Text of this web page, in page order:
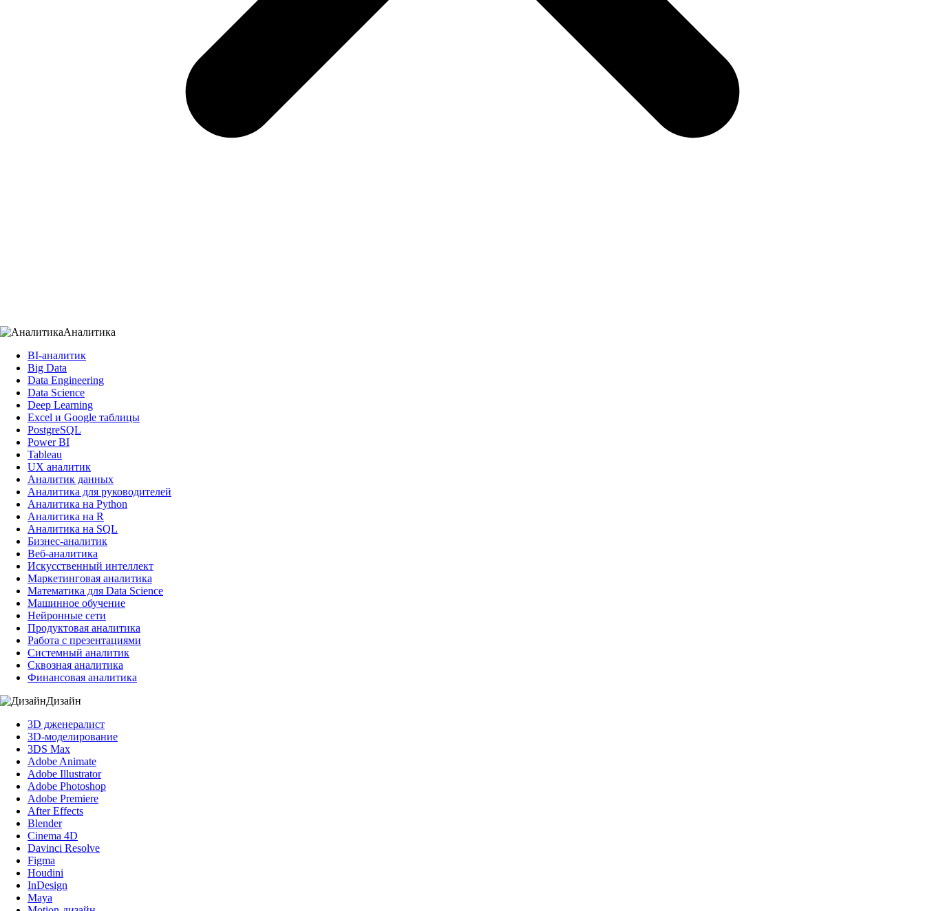
Аналитика
BI-аналитик
Big Data
Data Engineering
Data Science
Deep Learning
Excel и Google таблицы
PostgreSQL
Power BI
Tableau
UX аналитик
Аналитик данных
Аналитика для руководителей
Аналитика на Python
Аналитика на R
Аналитика на SQL
Бизнес-аналитик
Веб-аналитика
Искусственный интеллект
Маркетинговая аналитика
Математика для Data Science
Машинное обучение
Нейронные сети
Продуктовая аналитика
Работа с презентациями
Системный аналитик
Сквозная аналитика
Финансовая аналитика
Дизайн
3D дженералист
3D-моделирование
3DS Max
Adobe Animate
Adobe Illustrator
Adobe Photoshop
Adobe Premiere
After Effects
Blender
Cinema 4D
Davinci Resolve
Figma
Houdini
InDesign
Maya